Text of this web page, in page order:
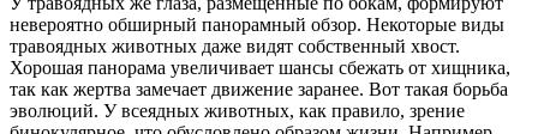
невероятно обширный панорамный обзор. Некоторые виды
травоядных животных даже видят собственный хвост.
Хорошая панорама увеличивает шансы сбежать от хищника,
так как жертва замечает движение заранее. Вот такая борьба
эволюций. У всеядных животных, как правило, зрение